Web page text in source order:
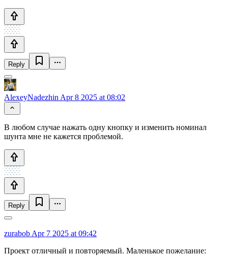
Reply
AlexeyNadezhin Apr 8 2025 at 08:02
В любом случае нажать одну кнопку и изменить номинал
шунта мне не кажется проблемой.
Reply
zurabob Apr 7 2025 at 09:42
Проект отличный и повторяемый. Маленькое пожелание: